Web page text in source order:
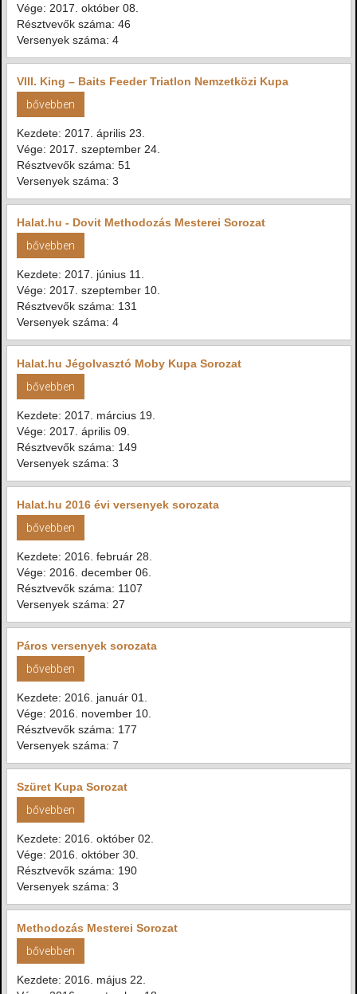
Vége: 2017. október 08.
Résztvevők száma: 46
Versenyek száma: 4
VIII. King – Baits Feeder Triatlon Nemzetközi Kupa
bővebben
Kezdete: 2017. április 23.
Vége: 2017. szeptember 24.
Résztvevők száma: 51
Versenyek száma: 3
Halat.hu - Dovit Methodozás Mesterei Sorozat
bővebben
Kezdete: 2017. június 11.
Vége: 2017. szeptember 10.
Résztvevők száma: 131
Versenyek száma: 4
Halat.hu Jégolvasztó Moby Kupa Sorozat
bővebben
Kezdete: 2017. március 19.
Vége: 2017. április 09.
Résztvevők száma: 149
Versenyek száma: 3
Halat.hu 2016 évi versenyek sorozata
bővebben
Kezdete: 2016. február 28.
Vége: 2016. december 06.
Résztvevők száma: 1107
Versenyek száma: 27
Páros versenyek sorozata
bővebben
Kezdete: 2016. január 01.
Vége: 2016. november 10.
Résztvevők száma: 177
Versenyek száma: 7
Szüret Kupa Sorozat
bővebben
Kezdete: 2016. október 02.
Vége: 2016. október 30.
Résztvevők száma: 190
Versenyek száma: 3
Methodozás Mesterei Sorozat
bővebben
Kezdete: 2016. május 22.